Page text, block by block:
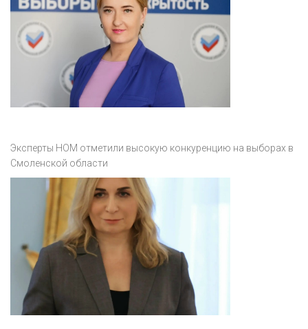
Эксперты НОМ отметили высокую конкуренцию на выборах в
Смоленской области